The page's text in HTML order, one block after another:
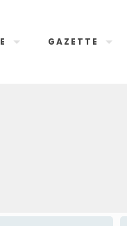
GAZETTE